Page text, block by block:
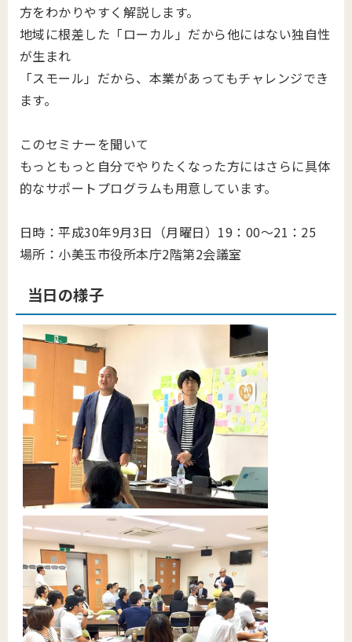
方をわかりやすく解説します。
地域に根差した「ローカル」だから他にはない独自性
が生まれ
「スモール」だから、本業があってもチャレンジでき
ます。
このセミナーを聞いて
もっともっと自分でやりたくなった方にはさらに具体
的なサポートプログラムも用意しています。
日時：平成30年9月3日（月曜日）19：00～21：25
場所：小美玉市役所本庁2階第2会議室
当日の様子